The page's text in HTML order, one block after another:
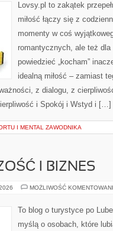
Lovsy.pl to zakątek
miłość łączy się z
momenty w coś
romantycznych, ale też
powiedzieć „kocham”
idealną miłość – zamiast
z dialogu, z
i Spokój i Wstyd i […]
I MENTAL ZAWODNIKA
I BIZNES
MOŻLIWOŚĆ
To blog o turystyce po
myślą o osobach, które